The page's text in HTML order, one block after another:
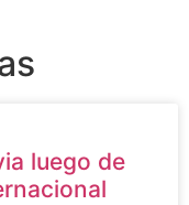
luego de